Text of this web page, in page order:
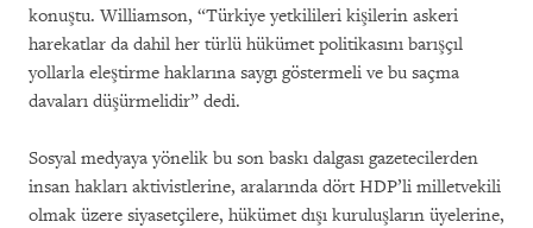
konuştu. Williamson, “Türkiye yetkilileri kişilerin askeri
harekatlar da dahil her türlü hükümet politikasını barışçıl
yollarla eleştirme haklarına saygı göstermeli ve bu saçma
davaları düşürmelidir” dedi.
Sosyal medyaya yönelik bu son baskı dalgası gazetecilerden
insan hakları aktivistlerine, aralarında dört HDP’li milletvekili
olmak üzere siyasetçilere, hükümet dışı kuruluşların üyelerine,